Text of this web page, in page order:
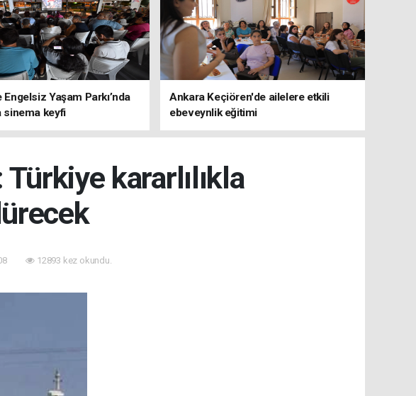
Engelsiz Yaşam Parkı’nda
sinema keyfi
Ankara Keçiören'de ailelere etkili
ebeveynlik eğitimi
kararlılıkla
12893 kez okundu.